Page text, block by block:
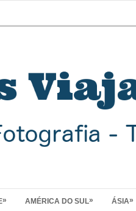
» AMÉRICA DO SUL» ÁSIA»